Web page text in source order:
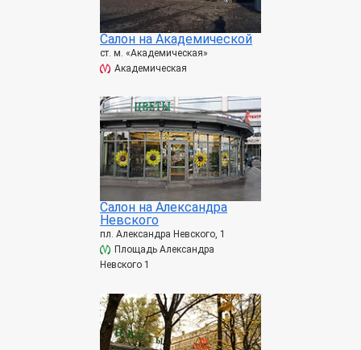
Салон на Академической
ст. м. «Академическая»
Академическая
Салон на Александра
Невского
пл. Александра Невского, 1
Площадь Александра
Невского 1